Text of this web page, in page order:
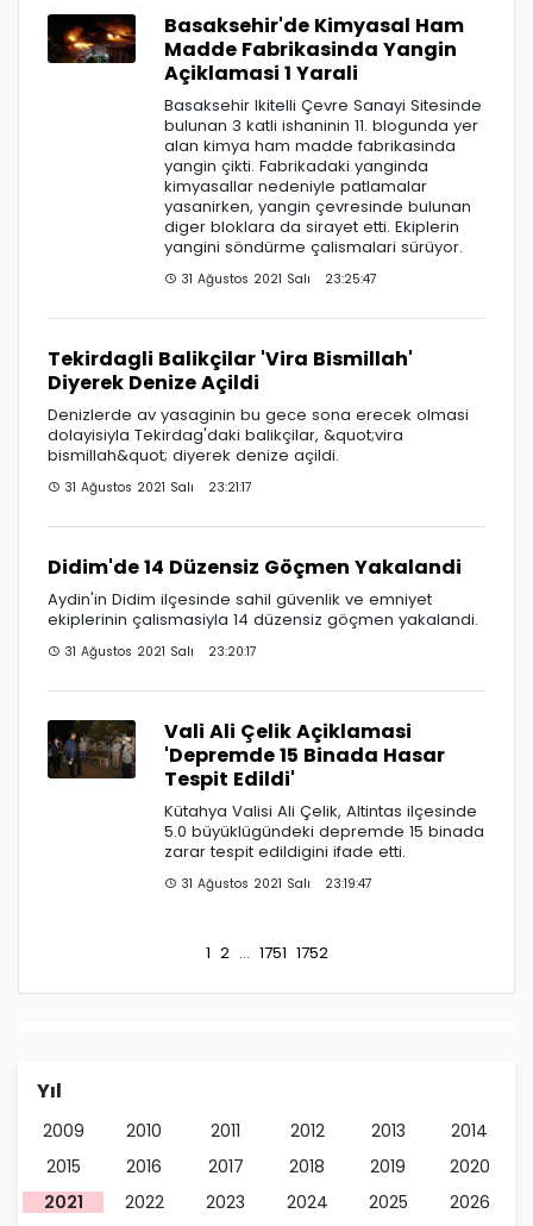
Basaksehir'de Kimyasal Ham
Madde Fabrikasinda Yangin
Açiklamasi 1 Yarali
Basaksehir Ikitelli Çevre Sanayi Sitesinde
bulunan 3 katli ishaninin 11. blogunda yer
alan kimya ham madde fabrikasinda
yangin çikti. Fabrikadaki yanginda
kimyasallar nedeniyle patlamalar
yasanirken, yangin çevresinde bulunan
diger bloklara da sirayet etti. Ekiplerin
yangini söndürme çalismalari sürüyor.
31 Ağustos 2021 Salı 23:25:47
Tekirdagli Balikçilar 'Vira Bismillah'
Diyerek Denize Açildi
Denizlerde av yasaginin bu gece sona erecek olmasi
dolayisiyla Tekirdag'daki balikçilar, &quot;vira
bismillah&quot; diyerek denize açildi.
31 Ağustos 2021 Salı 23:21:17
Didim'de 14 Düzensiz Göçmen Yakalandi
Aydin'in Didim ilçesinde sahil güvenlik ve emniyet
ekiplerinin çalismasiyla 14 düzensiz göçmen yakalandi.
31 Ağustos 2021 Salı 23:20:17
Vali Ali Çelik Açiklamasi
'Depremde 15 Binada Hasar
Tespit Edildi'
Kütahya Valisi Ali Çelik, Altintas ilçesinde
5.0 büyüklügündeki depremde 15 binada
zarar tespit edildigini ifade etti.
31 Ağustos 2021 Salı 23:19:47
1 2... 1751 1752
Yıl
2009 2010 2011 2012 2013
2014
2015
2016 2017 2018 2019
2020
2021
2022 2023 2024 2025 2026